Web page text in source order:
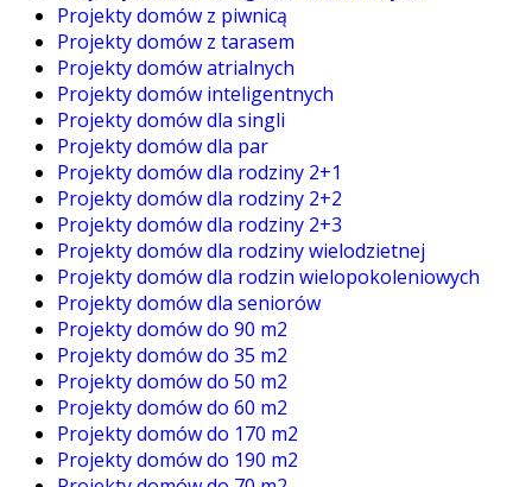
Projekty domów z piwnicą
Projekty domów z tarasem
Projekty domów atrialnych
Projekty domów inteligentnych
Projekty domów dla singli
Projekty domów dla par
Projekty domów dla rodziny 2+1
Projekty domów dla rodziny 2+2
Projekty domów dla rodziny 2+3
Projekty domów dla rodziny wielodzietnej
Projekty domów dla rodzin wielopokoleniowych
Projekty domów dla seniorów
Projekty domów do 90 m2
Projekty domów do 35 m2
Projekty domów do 50 m2
Projekty domów do 60 m2
Projekty domów do 170 m2
Projekty domów do 190 m2